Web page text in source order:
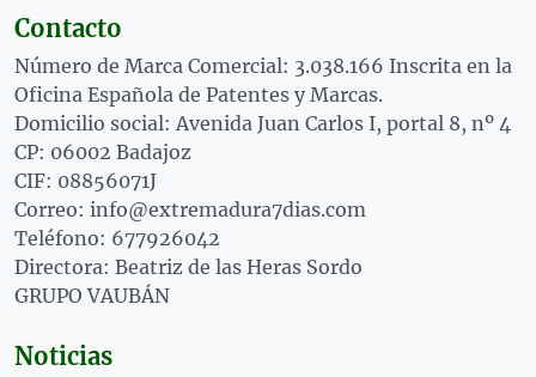
Contacto
Número de Marca Comercial: 3.038.166 Inscrita en la
Oficina Española de Patentes y Marcas.
Domicilio social: Avenida Juan Carlos I, portal 8, nº 4
CP: 06002 Badajoz
CIF: 08856071J
Correo: info@extremadura7dias.com
Teléfono: 677926042
Directora: Beatriz de las Heras Sordo
GRUPO VAUBÁN
Noticias